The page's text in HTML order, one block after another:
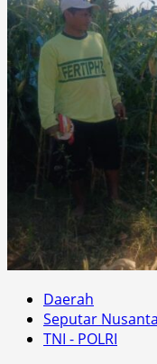
Daerah
Seputar
TNI - POLRI